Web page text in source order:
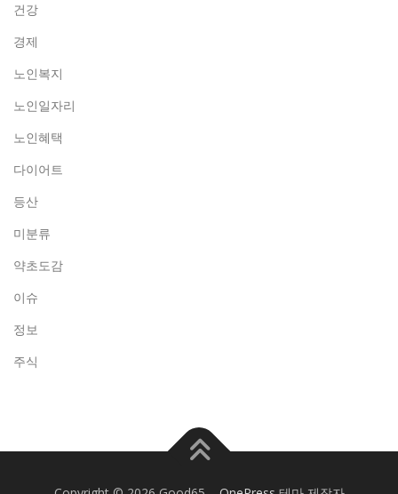
건강
경제
노인복지
노인일자리
노인혜택
다이어트
등산
미분류
약초도감
이슈
정보
주식